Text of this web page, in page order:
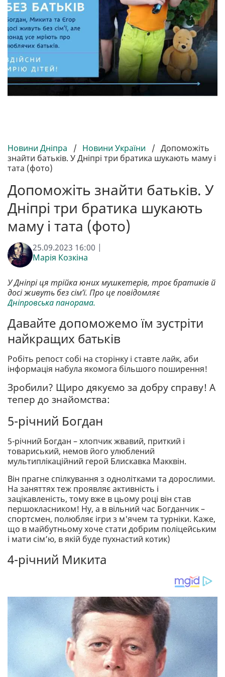
Новини Дніпра / Новини України / Допоможіть
знайти батьків. У Дніпрі три братика шукають маму і
тата (фото)
Допоможіть знайти батьків. У
Дніпрі три братика шукають
маму і тата (фото)
25.09.2023 16:00 |
Марія Козкіна
У Дніпрі ця трійка юних мушкетерів, троє братиків й
досі живуть без сім’ї. Про це повідомляє
Дніпровська панорама.
Давайте допоможемо їм зустріти
найкращих батьків
Робіть репост собі на сторінку і ставте лайк, аби
інформація набула якомога більшого поширення!
Зробили? Щиро дякуємо за добру справу! А
тепер до знайомства:
5-річний Богдан
5-річний Богдан – хлопчик жвавий, приткий і
товариський, немов його улюблений
мультиплікаційний герой Блискавка Макквін.
Він прагне спілкування з однолітками та дорослими.
На заняттях теж проявляє активність і
зацікавленість, тому вже в цьому році він став
першокласником! Ну, а в вільний час Богданчик –
спортсмен, полюбляє ігри з м'ячем та турніки. Каже,
що в майбутньому хоче стати добрим поліцейським
і мати сім’ю, в якій буде пухнастий котик)
4-річний Микита